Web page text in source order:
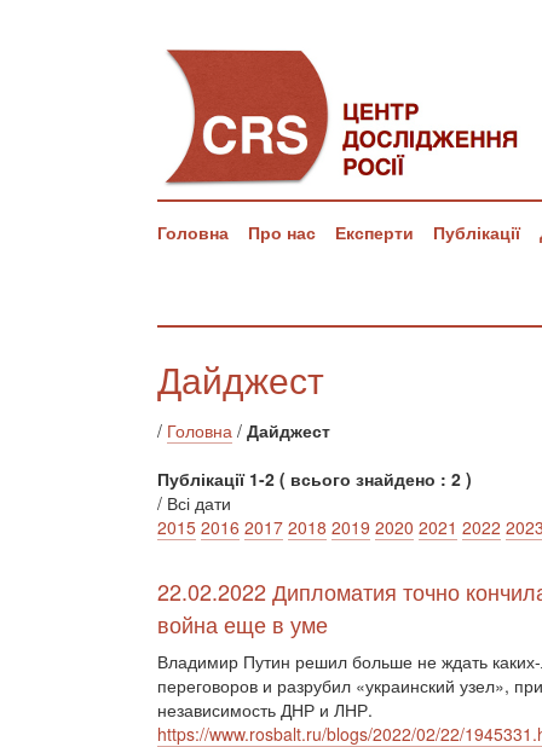
Головна Про нас Експерти Публікації
Дайджест
/ Головна / Дайджест
Публікації 1-2 ( всього знайдено : 2 )
/ Всі дати
2015 2016 2017 2018 2019 2020 2021 2022
22.02.2022 Дипломатия точно
война еще в уме
Владимир Путин решил больше не ждать
переговоров и разрубил «украинский узел»,
независимость ДНР и ЛНР.
https://www.rosbalt.ru/blogs/2022/02/22/